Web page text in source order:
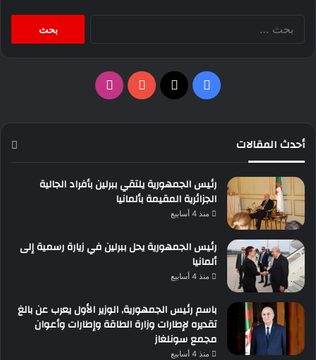
فيسبوك ‫YouTubeانستقرام
أحدث المقالات
رئيس الجمهورية يلتقي ببرلين بأفراد الجالية
الجزائرية المقيمة بألمانيا
منذ 4 أسابيع
رئيس الجمهورية يحل ببرلين في زيارة رسمية إلى
ألمانيا
منذ 4 أسابيع
باسم رئيس الجمهورية, الوزير الأول يعرب عن بالغ
تقديره لإطارات وزارة الطاقة وإطارات وأعوان
مجمع سونلغاز
منذ 4 أسابيع